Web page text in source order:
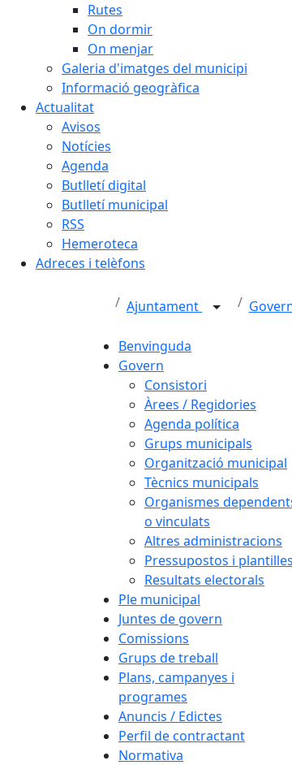
Rutes
On dormir
On menjar
Galeria d'imatges del municipi
Informació geogràfica
Actualitat
Avisos
Notícies
Agenda
Butlletí digital
Butlletí municipal
RSS
Hemeroteca
Adreces i telèfons
Ajuntament
Benvinguda
Govern
Consistori
Àrees / Regidories
Agenda política
Grups municipals
Organització municipal
Tècnics municipals
Organismes
o vinculats
Altres administracions
Pressupostos i plantilles
Resultats electorals
Ple municipal
Juntes de govern
Comissions
Grups de treball
Plans, campanyes i
programes
Anuncis / Edictes
Perfil de contractant
Normativa